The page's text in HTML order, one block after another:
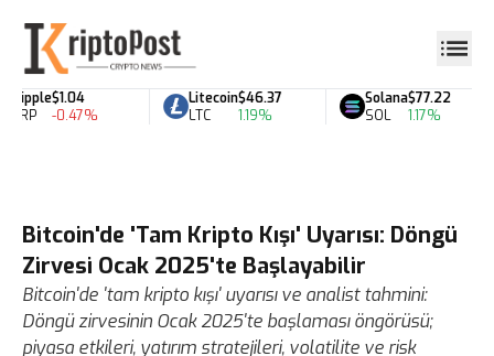
Ripple
XRP
$1.04
-0.47%
Litecoin
LTC
$46.37
1.19%
Solana
SOL
$77.22
1.17%
Bitcoin'de 'Tam Kripto Kışı' Uyarısı: Döngü
Zirvesi Ocak 2025'te Başlayabilir
Bitcoin'de 'tam kripto kışı' uyarısı ve analist tahmini:
Döngü zirvesinin Ocak 2025'te başlaması öngörüsü;
piyasa etkileri, yatırım stratejileri, volatilite ve risk